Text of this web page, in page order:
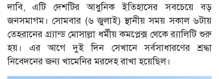
দাবি, এটি দেশটির আধুনিক ইতিহাসের সবচেয়ে বড়
জনসমাগম। সোমবার (৬ জুলাই) স্থানীয় সময় সকাল ৬টায়
তেহরানের গ্র্যান্ড মোসাল্লা ধর্মীয় কমপ্লেক্স থেকে র‌্যালিটি শুরু
হয়। এর আগে দুই দিন সেখানে সর্বসাধারণের শ্রদ্ধা
নিবেদনের জন্য খামেনির মরদেহ রাখা হয়েছিল।